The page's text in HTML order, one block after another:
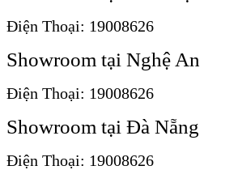
Điện Thoại: 19008626
Showroom tại Nghệ An
Điện Thoại: 19008626
Showroom tại Đà Nẵng
Điện Thoại: 19008626